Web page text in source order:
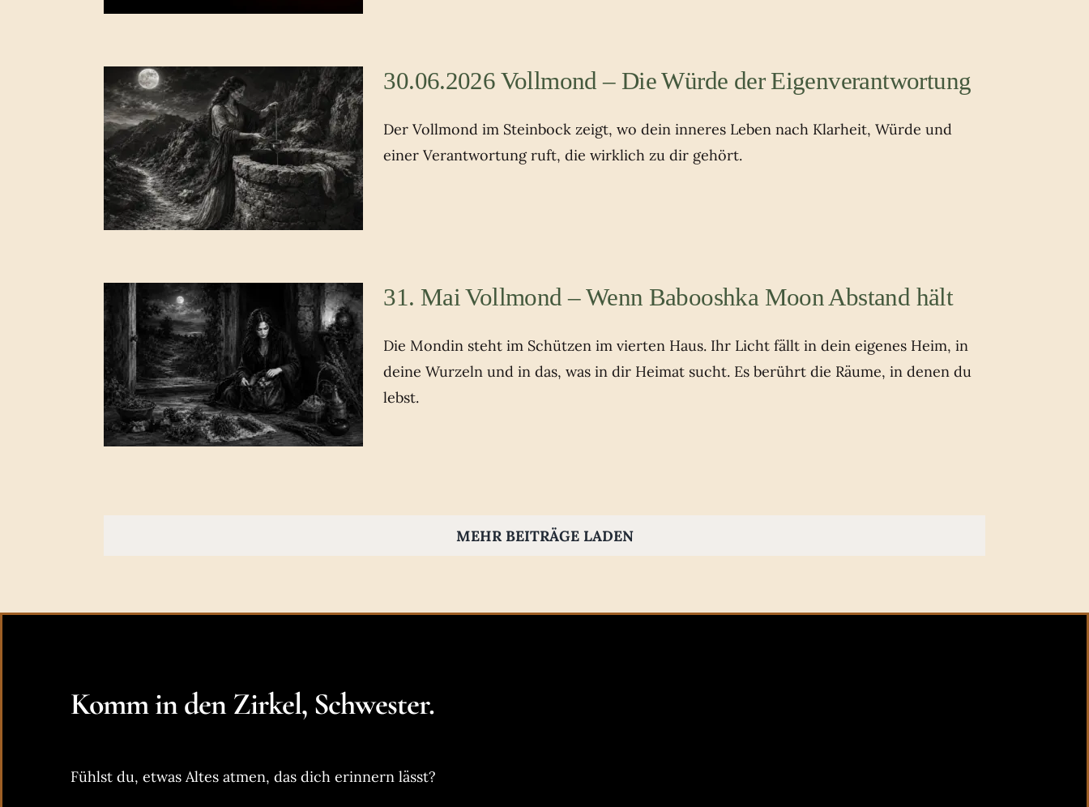
30.06.2026 Vollmond – Die Würde der Eigenverantwortung
Der Vollmond im Steinbock zeigt, wo dein inneres Leben nach Klarheit, Würde und
einer Verantwortung ruft, die wirklich zu dir gehört.
31. Mai Vollmond – Wenn Babooshka Moon Abstand hält
Die Mondin steht im Schützen im vierten Haus. Ihr Licht fällt in dein eigenes Heim, in
deine Wurzeln und in das, was in dir Heimat sucht. Es berührt die Räume, in denen du
lebst.
MEHR BEITRÄGE LADEN
Komm in den Zirkel, Schwester.
Fühlst du, etwas Altes atmen, das dich erinnern lässt?